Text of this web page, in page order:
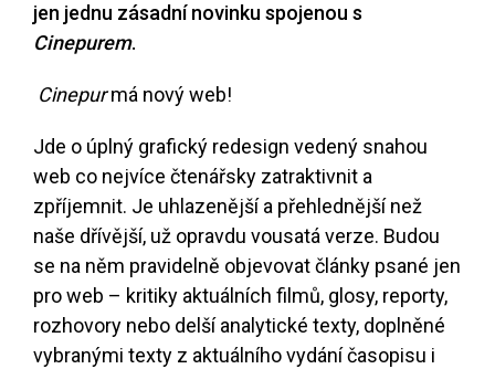
jen jednu zásadní novinku spojenou s
Cinepurem.
Cinepurmá nový web!
Jde o úplný grafický redesign vedený snahou
web co nejvíce čtenářsky zatraktivnit a
zpříjemnit. Je uhlazenější a přehlednější než
naše dřívější, už opravdu vousatá verze. Budou
se na něm pravidelně objevovat články psané jen
pro web – kritiky aktuálních filmů, glosy, reporty,
rozhovory nebo delší analytické texty, doplněné
vybranými texty z aktuálního vydání časopisu i